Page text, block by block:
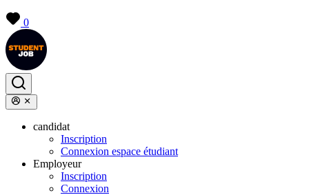
0
candidat
Inscription
Connexion espace étudiant
Employeur
Inscription
Connexion